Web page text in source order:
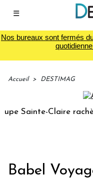
☰
Nos bureaux sont fermés
Accueil > DESTIMAG
Sainte-Claire rachète
Babel